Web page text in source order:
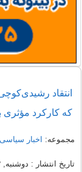
انتقاد
که کارکرد مؤثری
مجموعه: اخبار
تاریخ انتشار : دوشنبه, ۱۳ بهمن ۱۴۰۴ ۱۱:۳۱